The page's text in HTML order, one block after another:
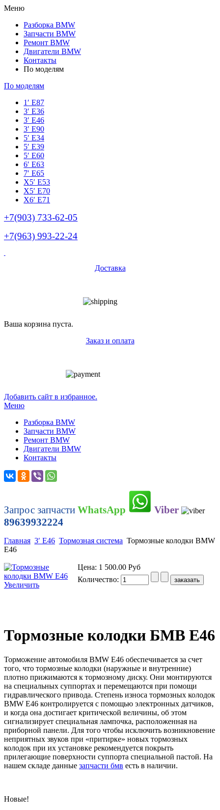
Меню
Разборка BMW
Запчасти BMW
Ремонт BMW
Двигатели BMW
Контакты
По моделям
По моделям
1′ E87
3′ E36
3′ E46
3′ E90
5′ E34
5′ E39
5′ E60
6′ E63
7′ E65
Х5′ E53
X5′ E70
X6′ E71
+7(903) 733-62-05
+7(963) 993-22-24
Доставка
Ваша корзина пуста.
Заказ и оплата
Добавить сайт в избранное.
Меню
Разборка BMW
Запчасти BMW
Ремонт BMW
Двигатели BMW
Контакты
Запрос запчасти WhatsApp
Viber
89639932224
Главная 3′ E46 Тормозная система Тормозные колодки BMW
E46
Увеличить
Цена: 1 500.00 Руб
Количество:
Тормозные колодки БМВ Е46
Торможение автомобиля BMW E46 обеспечивается за счет
того, что тормозные колодки (наружные и внутренние)
плотно прижимаются к тормозному диску. Они монтируются
на специальных суппортах и перемещаются при помощи
гидравлического привода. Степень износа тормозных колодок
BMW E46 контролируется с помощью электронных датчиков,
и когда она достигает критической величины, об этом
сигнализирует специальная лампочка, расположенная на
приборной панели. Для того чтобы исключить возникновение
неприятных звуков при «притирке» новых тормозных
колодок при их установке рекомендуется покрыть
прилегающие поверхности суппорта специальной пастой. На
нашем складе данные запчасти бмв есть в наличии.
Новые!